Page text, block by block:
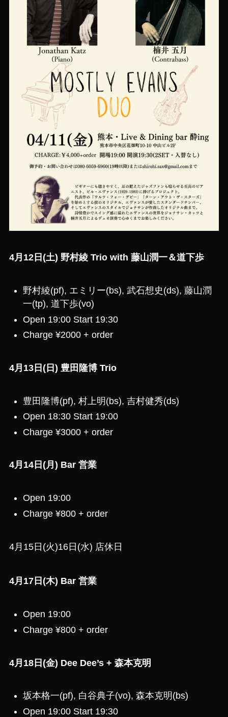
4月12日(土) 野村綾 Trio with 藤山潤一＆道下歩
野村綾(pf), エミリー(bs), 武石想史(ds), 藤山潤
一(tp), 道下歩(vo)
Open 19:00 Start 19:30
Charge ¥2000 + order
4月13日(日) 豊田隆博 Trio
豊田隆博(pf), 村上明(bs), 吉村健秀(ds)
Open 18:30 Start 19:00
Charge ¥3000 + order
4月14日(月) Bar 営業
Open 19:00
Charge ¥800 + order
4月15日(火)16日(水) 店休日
4月17日(木) Bar 営業
Open 19:00
Charge ¥800 + order
4月18日(金) Dee Dee’s + 森本克明
坂本格一(pf), 白谷典子(vo), 森本克明(bs)
Open 19:00 Start 19:30